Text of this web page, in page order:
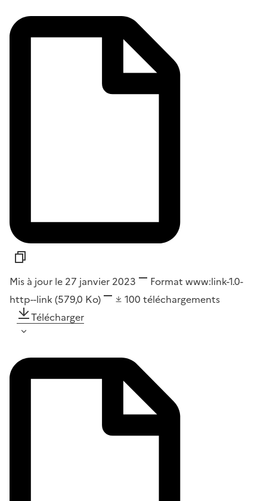
Mis à jour le 27 janvier 2023 Format www:link-1.0-
http--link (579,0 Ko) 100 téléchargements
Télécharger